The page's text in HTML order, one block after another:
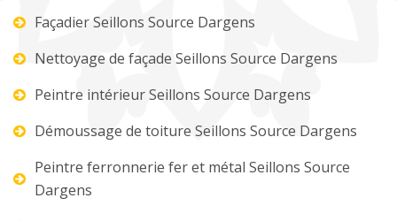
Façadier Seillons Source Dargens
Nettoyage de façade Seillons Source Dargens
Peintre intérieur Seillons Source Dargens
Démoussage de toiture Seillons Source Dargens
Peintre ferronnerie fer et métal Seillons Source
Dargens